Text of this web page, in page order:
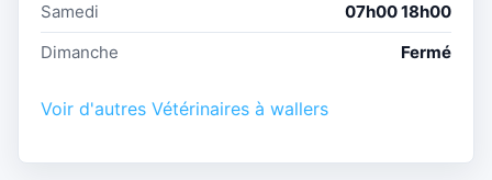
Samedi
07h00 18h00
Dimanche
Fermé
Voir d'autres Vétérinaires à wallers